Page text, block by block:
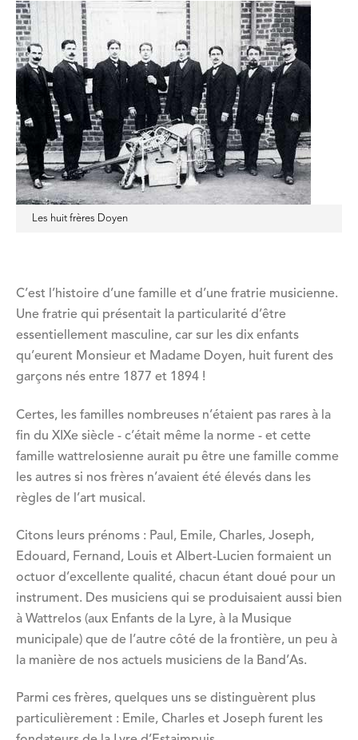
Les huit frères Doyen
C’est l’histoire d’une famille et d’une fratrie musicienne.
Une fratrie qui présentait la particularité d’être
essentiellement masculine, car sur les dix enfants
qu’eurent Monsieur et Madame Doyen, huit furent des
garçons nés entre 1877 et 1894 !
Certes, les familles nombreuses n’étaient pas rares à la
fin du XIXe siècle - c’était même la norme - et cette
famille wattrelosienne aurait pu être une famille comme
les autres si nos frères n’avaient été élevés dans les
règles de l’art musical.
Citons leurs prénoms : Paul, Emile, Charles, Joseph,
Edouard, Fernand, Louis et Albert-Lucien formaient un
octuor d’excellente qualité, chacun étant doué pour un
instrument. Des musiciens qui se produisaient aussi bien
à Wattrelos (aux Enfants de la Lyre, à la Musique
municipale) que de l’autre côté de la frontière, un peu à
la manière de nos actuels musiciens de la Band’As.
Parmi ces frères, quelques uns se distinguèrent plus
particulièrement : Emile, Charles et Joseph furent les